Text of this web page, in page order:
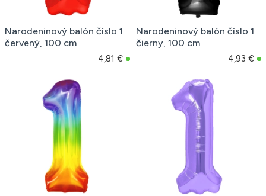
Narodeninový balón číslo 1
červený, 100 cm
4,81 €
Narodeninový balón číslo 1
čierny, 100 cm
4,93 €